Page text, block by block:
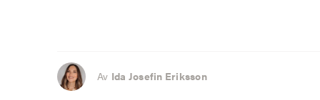
Av Ida Josefin Eriksson